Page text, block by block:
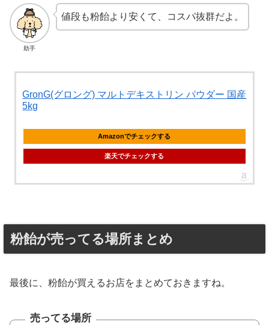
助手
値段も粉飴より安くて、コスパ抜群だよ。
GronG(グロング) マルトデキストリン パウダー 国産
5kg
Amazonでチェックする
楽天でチェックする
粉飴が売ってる場所まとめ
最後に、粉飴が買えるお店をまとめておきますね。
売ってる場所